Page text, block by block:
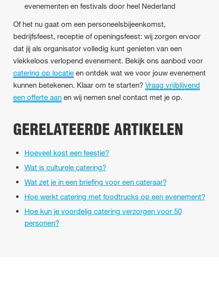
evenementen en festivals door heel Nederland
Of het nu gaat om een personeelsbijeenkomst,
bedrijfsfeest, receptie of openingsfeest: wij zorgen ervoor
dat jij als organisator volledig kunt genieten van een
vlekkeloos verlopend evenement. Bekijk ons aanbod voor
catering op locatie en ontdek wat we voor jouw evenement
kunnen betekenen. Klaar om te starten? Vraag vrijblijvend
een offerte aan en wij nemen snel contact met je op.
GERELATEERDE ARTIKELEN
Hoeveel kost een feestje?
Wat is culturele catering?
Wat zet je in een briefing voor een cateraar?
Hoe werkt catering met foodtrucks op een evenement?
Hoe kun je voordelig catering verzorgen voor 50
personen?